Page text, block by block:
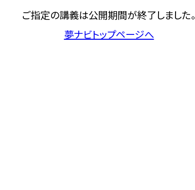
ご指定の講義は公開期間が終了しました。
夢ナビトップページへ